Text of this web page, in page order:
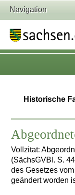
Navigation
Historische
Vollzitat:
(SächsGVBl. S.
des Gesetzes
geändert worden